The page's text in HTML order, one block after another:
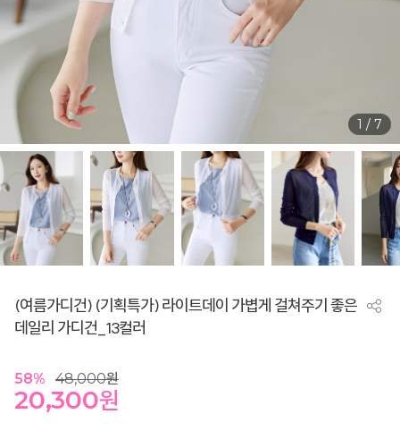
1 / 7
(여름가디건) (기획특가) 라이트데이 가볍게 걸쳐주기 좋은
데일리 가디건_13컬러
58% 48,000원
20,300원